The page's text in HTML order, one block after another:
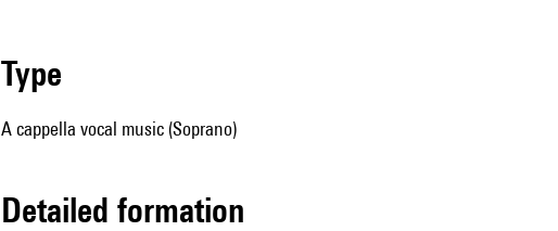
type
A cappella vocal music (Soprano)
detailed formation